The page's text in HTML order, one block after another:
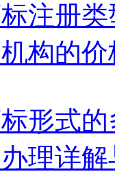
注册
构的
形式
理详